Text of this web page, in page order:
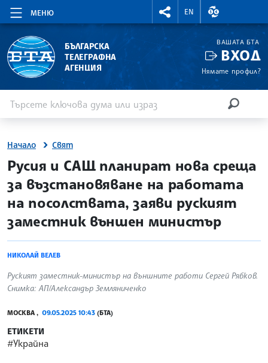
МЕНЮ
RIGHTMENU.SOCIAL
EN
ВАЛУТНИ
БЪЛГАРСКА
ТЕЛЕГРАФНА
АГЕНЦИЯ
ВАШАТА БТА
ВХОД
Нямате профил?
Начало Свят
site.bta
Русия и САЩ планират нова среща
за възстановяване на работата
на посолствата, заяви руският
заместник външен министър
НИКОЛАЙ ВЕЛЕВ
Руският заместник-министър на външните работи Сергей Рябков.
Снимка: АП/Александър Земляниченко
МОСКВА , 09.05.2025 10:43 (БТА)
ЕТИКЕТИ
#Украйна